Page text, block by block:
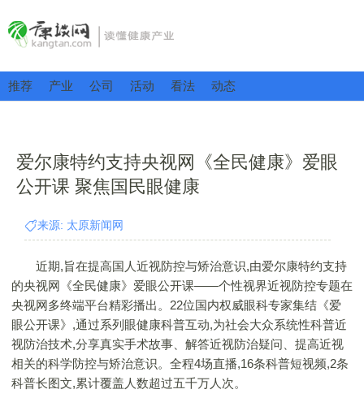
推荐 产业 公司 活动 看法 动态
爱尔康特约支持央视网《全民健康》爱眼
公开课 聚焦国民眼健康
来源: 太原新闻网
近期,旨在提高国人近视防控与矫治意识,由爱尔康特约支持
的央视网《全民健康》爱眼公开课——个性视界近视防控专题在
央视网多终端平台精彩播出。22位国内权威眼科专家集结《爱
眼公开课》,通过系列眼健康科普互动,为社会大众系统性科普近
视防治技术,分享真实手术故事、解答近视防治疑问、提高近视
相关的科学防控与矫治意识。全程4场直播,16条科普短视频,2条
科普长图文,累计覆盖人数超过五千万人次。